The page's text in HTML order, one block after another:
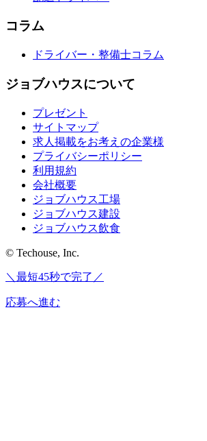
コラム
ドライバー・整備士コラム
ジョブハウスについて
プレゼント
サイトマップ
求人掲載をお考えの企業様
プライバシーポリシー
利用規約
会社概要
ジョブハウス工場
ジョブハウス建設
ジョブハウス飲食
© Techouse, Inc.
＼最短45秒で完了／
応募へ進む